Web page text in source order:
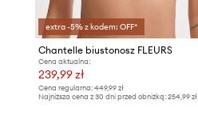
extra -5% z kodem: OFF*
Chantelle biustonosz FLEURS
Cena aktualna:
239,99 zł
Cena regularna: 449,99 zł
Najniższa cena z 30 dni przed obniżką: 254,99 zł